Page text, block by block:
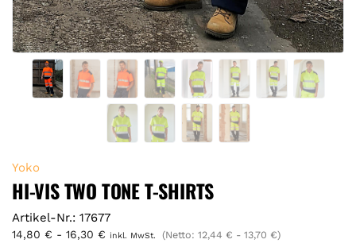
Yoko
HI-VIS TWO TONE T-SHIRTS
Artikel-Nr.: 17677
14,80 € - 16,30 € inkl. MwSt. (Netto: 12,44 € - 13,70 €)